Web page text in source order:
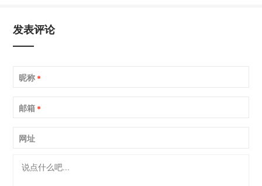
发表评论
昵称 *
邮箱 *
网址